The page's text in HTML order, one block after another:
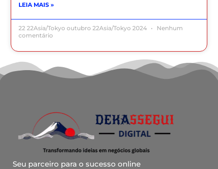
LEIA MAIS »
22 22Asia/Tokyo outubro 22Asia/Tokyo 2024
Nenhum
comentário
Seu parceiro para o sucesso online